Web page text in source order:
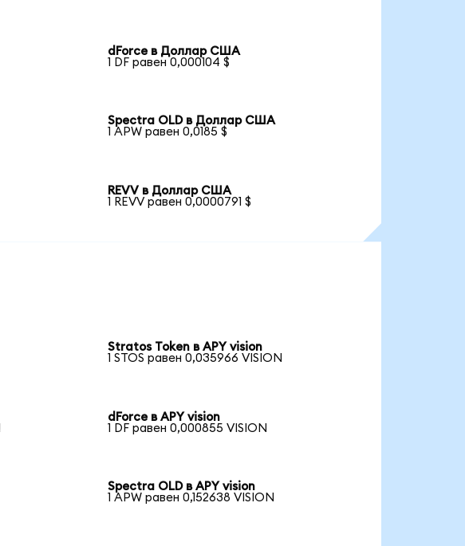
dForce в Доллар США
1 DF равен 0,000104 $
Spectra OLD в Доллар США
1 APW равен 0,0185 $
REVV в Доллар США
1 REVV равен 0,0000791 $
Stratos Token в APY vision
1 STOS равен 0,035966 VISION
dForce в APY vision
1 DF равен 0,000855 VISION
Spectra OLD в APY vision
1 APW равен 0,152638 VISION